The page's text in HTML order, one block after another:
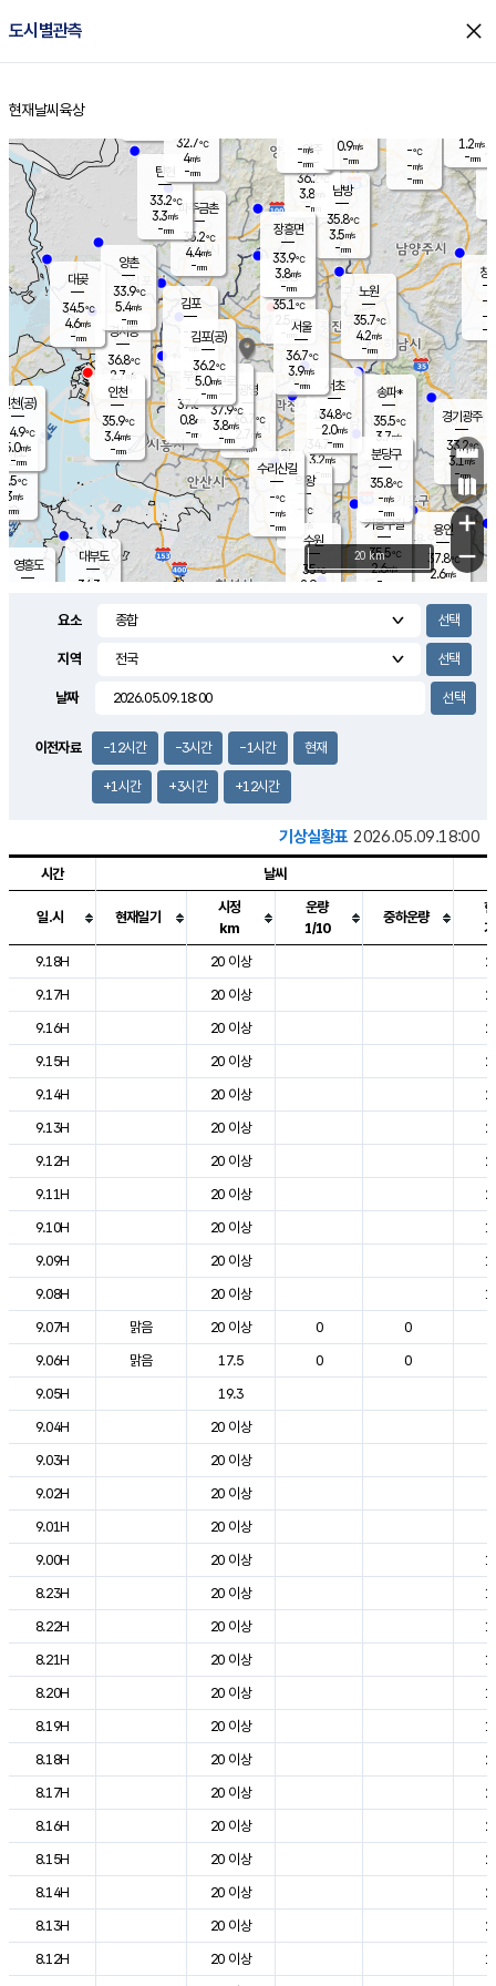
도시별관측 close
홈
현재날씨 육상
의도
℃
m/s
mm
영흥도
양주
36.2℃
3.8
-mm
과천
34.7℃
3.2m/s
- mm
용인
37.8℃
2.6m/s
경기광주
33.2℃
3.1m/s
-mm
3.0m/s
대부도
34.3
경서동
36.8℃
2.7 m/s
-mm
파주금촌
35.2℃
4.4m/s
-mm
-℃
-m/s
-mm
대곶
34.5℃
4.6m/s
-mm
창
-
-m/
-
탄현
33.2℃
3.3m/s
-mm
1.2m/s
-mm
의왕
- ℃
m/s
mm
김포
- ℃
-m/s
mm
광명
36.7 ℃
2.7 m/s
-mm
부천
37.6℃
0.8m/s
-mm
양촌
33.9℃
5.4m/s
-mm
구로
37.9℃
3.8m/s
-mm
은평
35.1℃
2.5 m/s
- mm
노원
35.7℃
4.2m/s
-mm
송파*
35.5℃
3.7m/s
-mm
서초
34.8℃
2.0m/s
-mm
남방
35.8℃
3.5m/s
-mm
기흥구갈
35.5℃
2.6m/s
-
수리산길
-℃
-m/s
-mm
분당구
35.8℃
-m/s
-mm
장흥면
33.9℃
3.8m/s
-mm
-m/s
-mm
인천(공)
34.9℃
5.0m/s
-mm
김포(공)
36.2℃
5.0m/s
-mm
수원
35℃
2.9m/s
인천
35.9℃
3.4m/s
-mm
서울
36.7℃
3.9m/s
-mm
32.7℃
4m/s
-mm
0.9m/s
-mm
+
−
20 km
요소
지역
날짜
이전자료 -12시간 -3시간 -1시간 현재
+1시간 +3시간 +12시간
기상실황표 2026.05.09.18:00
도시별 기상실황표로 지점, 날씨, 기온, 강수, 바람, 기압등을 안내한 표입
시간 날씨
일.시 현재일기
시정
km
운량
1/10
중하운량
9.18H
20 이상
9.17H
20 이상
9.16H
20 이상
9.15H
20 이상
9.14H
20 이상
9.13H
20 이상
9.12H
20 이상
9.11H
20 이상
9.10H
20 이상
9.09H
20 이상
9.08H
20 이상
9.07H
맑음 20 이상 0 0
9.06H
맑음 17.5 0 0
9.05H
19.3
9.04H
20 이상
9.03H
20 이상
9.02H
20 이상
9.01H
20 이상
9.00H
20 이상
8.23H
20 이상
8.22H
20 이상
8.21H
20 이상
8.20H
20 이상
8.19H
20 이상
8.18H
20 이상
8.17H
20 이상
8.16H
20 이상
8.15H
20 이상
8.14H
20 이상
8.13H
20 이상
8.12H
20 이상